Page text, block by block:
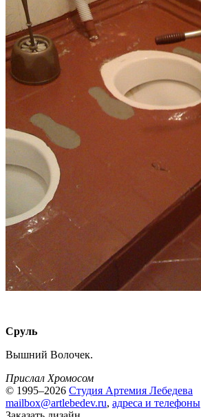
Сруль
Вышний Волочек.
Прислал Хромосом
© 1995–2026 Студия Артемия Лебедева
mailbox@artlebedev.ru, адреса и телефоны